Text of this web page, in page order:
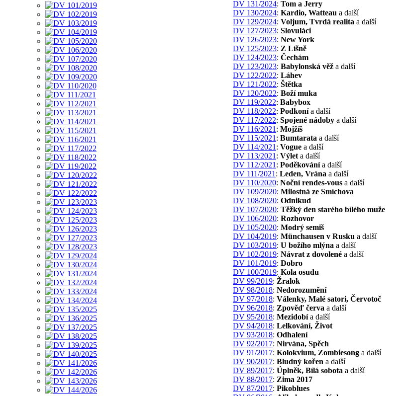
DV 131/2024: Tom a Jerry
DV 130/2024: Kardio, Watteau a další
DV 129/2024: Voljum, Tvrdá realita a další
DV 127/2023: Slovuláci
DV 126/2023: New York
DV 125/2023: Z Líšně
DV 124/2023: Čechám
DV 123/2023: Babylonská věž a další
DV 122/2022: Láhev
DV 121/2022: Štětka
DV 120/2022: Boží muka
DV 119/2022: Babybox
DV 118/2022: Podkonía další
DV 117/2022: Spojené nádoby a další
DV 116/2021 : Mojžíš
DV 115/2021 : Bumtarata a další
DV 114/2021 : Vogue a další
DV 113/2021 : Výlet a další
DV 112/2021 : Poděkovánía další
DV 111/2021 : Leden, Vrána a další
DV 110/2020: Noční rendes-vous a další
DV 109/2020: Milostná ze Smíchova
DV 108/2020: Odnikud
DV 107/2020: Těžký den starého bílého muže
DV 106/2020: Rozhovor
DV 105/2020: Modrý semiš
DV 104/2019: Münchausen v Rusku a další
DV 103/2019: U božího mlýna a další
DV 102/2019: Návrat z dovolené a další
DV 101/2019: Dobro
DV 100/2019: Kola osudu
DV 99/2019: Žralok
DV 98/2018: Nedorozumění
DV 97/2018: Válenky, Malé satori, Červotoč
DV 96/2018: Zpověď červa a další
DV 95/2018: Mezidobía další
DV 94/2018: Lelkování, Život
DV 93/2018: Odhalení
DV 92/2017: Nirvána, Spěch
DV 91/2017: Kolokvium, Zombiesong a další
DV 90/2017: Bludný kořen a další
DV 89/2017: Úplněk, Bílá sobota a další
DV 88/2017: Zima 2017
DV 87/2017: Pikoblues